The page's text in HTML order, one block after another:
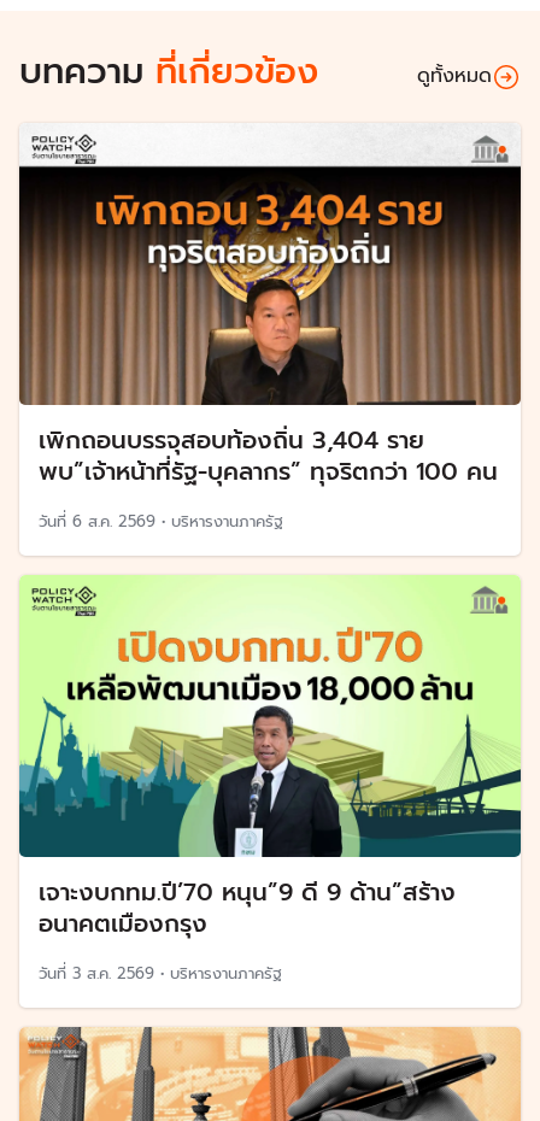
บทความ ที่เกี่ยวข้อง ดูทั้งหมด
เพิกถอนบรรจุสอบท้องถิ่น 3,404 ราย
พบ”เจ้าหน้าที่รัฐ-บุคลากร” ทุจริตกว่า 100 คน
วันที่ 6 ส.ค. 2569 • บริหารงานภาครัฐ
เจาะงบกทม.ปี’70 หนุน”9 ดี 9 ด้าน”สร้าง
อนาคตเมืองกรุง
วันที่ 3 ส.ค. 2569 • บริหารงานภาครัฐ